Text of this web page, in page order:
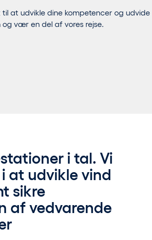
til at udvikle dine kompetencer og udvide
og vær en del af vores rejse.
i tal. Vi
at udvikle vind
sikre
af vedvarende